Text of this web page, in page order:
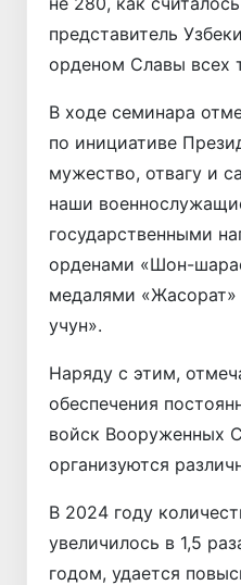
представитель
орденом Славы всех
В ходе семинара
по инициативе
мужество, отвагу и
наши
государственными
орденами «Шон-
медалями
учун».
Наряду с этим,
обеспечения
войск Вооруженных
организуются
В 2024 году
увеличилось в 1,5
годом, удается